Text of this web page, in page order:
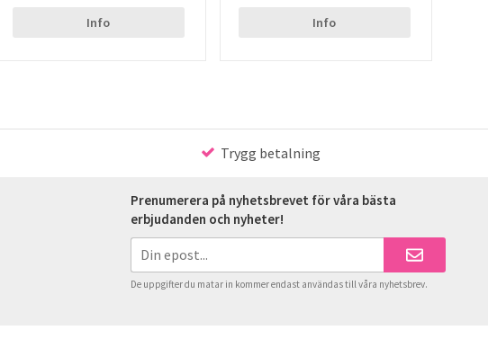
Info Info
Trygg betalning
Prenumerera på nyhetsbrevet för våra bästa
erbjudanden och nyheter!
De uppgifter du matar in kommer endast användas till våra nyhetsbrev.